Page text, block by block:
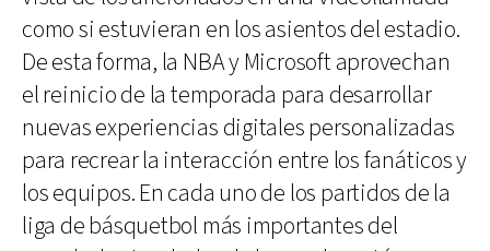
como si estuvieran en los asientos del estadio.
De esta forma, la NBA y Microsoft aprovechan
el reinicio de la temporada para desarrollar
nuevas experiencias digitales personalizadas
para recrear la interacción entre los fanáticos y
los equipos. En cada uno de los partidos de la
liga de básquetbol más importantes del